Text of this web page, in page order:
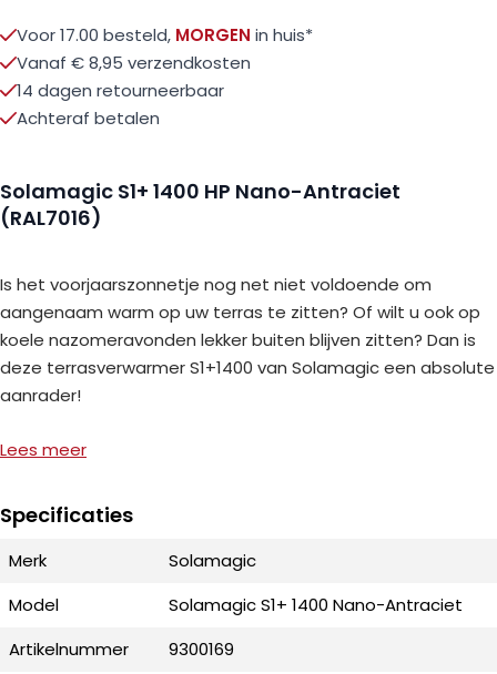
Voor 17.00 besteld, MORGEN in huis*
Vanaf € 8,95 verzendkosten
14 dagen retourneerbaar
Achteraf betalen
Solamagic S1+ 1400 HP Nano-Antraciet
(RAL7016)
Is het voorjaarszonnetje nog net niet voldoende om
aangenaam warm op uw terras te zitten? Of wilt u ook op
koele nazomeravonden lekker buiten blijven zitten? Dan is
deze terrasverwarmer S1+1400 van Solamagic een absolute
aanrader!
Van Solamagic waren we natuurlijk al pure topkwaliteit
Solamagic S1+ 1400 legt men de lat wederom een stukje
hoger. Deze 1.400 watt wandheater is namelijk voorzien van
Lees meer
Specificaties
Merk
Solamagic
Model
Solamagic S1+ 1400 Nano-Antraciet
Artikelnummer
9300169